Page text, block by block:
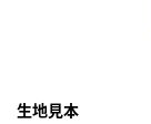
生地見本